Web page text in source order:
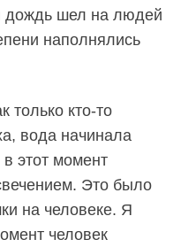
дождь шел на людей
наполнялись
только кто-то
вода начинала
в этот момент
Это было
на человеке. Я
человек